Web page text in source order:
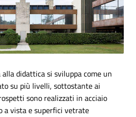
alla didattica si sviluppa come un
su più livelli, sottostante ai
sono realizzati in acciaio
a vista e superfici vetrate